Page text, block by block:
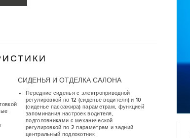
СИДЕНЬЯ И ОТДЕЛКА САЛОНА
Передние сиденья с электроприводной
регулировкой по 12 (сиденье водителя) и 10
(сиденье пассажира) параметрам, функцией
запоминания настроек водителя,
подголовниками с механической
регулировкой по 2 параметрам и задний
центральный подлокотник